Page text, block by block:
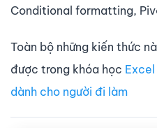
Conditional formatting,
Toàn bộ những kiến thức
được trong khóa học
dành cho người đi làm